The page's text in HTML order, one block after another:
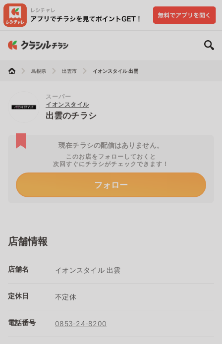
島根県 出雲市 イオンスタイル 出雲
スーパー
イオンスタイル
出雲のチラシ
現在チラシの配信はありません。
このお店をフォローしておくと
次回すぐにチラシがチェックできます！
フォロー
店舗情報
店舗名 イオンスタイル 出雲
定休日 不定休
電話番号 0853-24-8200